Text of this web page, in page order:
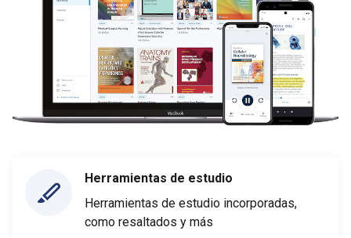
Herramientas de estudio
Herramientas de estudio incorporadas,
como resaltados y más